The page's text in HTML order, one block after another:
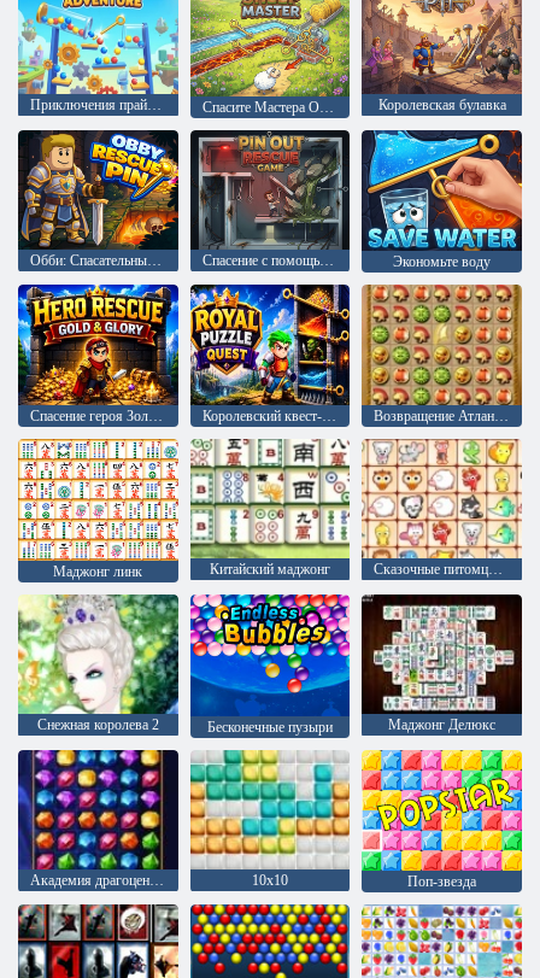
Приключения прайм шара Спасите Мастера Овец Королевская булавка
Обби: Спасательный штифт Спасение с помощью булавки Экономьте воду
Спасение героя Золото и слава Королевский квест-головоломка Возвращение Атлантиды
Маджонг линк Китайский маджонг Сказочные питомцы связь
Снежная королева 2 Бесконечные пузыри Маджонг Делюкс
Академия драгоценного камня 10х10 Поп-звезда